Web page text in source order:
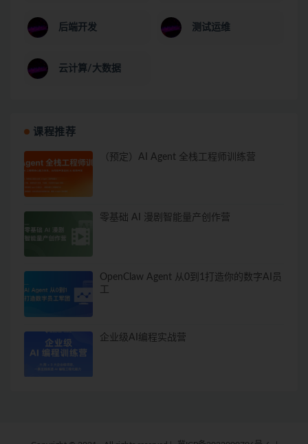
后端开发 测试运维
云计算/大数据
课程推荐
（预定）AI Agent 全栈工程师训练营
零基础 AI 漫剧智能量产创作营
OpenClaw Agent 从0到1打造你的数字AI员
企业级AI编程实战营